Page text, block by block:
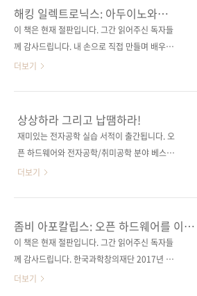
(93000)키워드 전자공학 / 전자부품 / 메이커 /
마이크로컨트롤러 /..
가 보면 아시겠지만, 600여 개의 서평 대부분이
책에 대한 찬사 일색입니다. 그리고 4판까지 개
정해 오면서 아마존 전자공학 분야의 베스트셀
위스콘신 대학교의 시스템 운영 관리자이자 발
명가인 폴 슈레즈(Paul Scherz)가 단독으로 집
웨어 분야의 베스트셀러 작가인 사이먼 몽크
(Simon Monk)가 공동 집필하였답니다. 검증받
은 두 사람의 결합으로 책의 완성도..
해킹 일렉트로닉스: 아두이노와
라즈베리파이로 배우는 전자공학
이 책은 현재 절판입니다. 그간 읽어주신 독자들
께 감사드립니다. 내 손으로 직접 만들며 배우는
오감만족 전자공학 입문!아두이노 및 라즈베리
McGraw-Hill Education원서명 Hacking
Electronics, 2nd Edition(원서 ISBN:
9781260012200)저자명 사이먼 몽크역자명
시리즈 I♥Robot 12(아이러브로봇 12)판 형
(188*245*19)제 본 무선(soft cover)정 가
키워드 전자공학 / 라즈베리 파이 / 아두이노 /
피지컬 컴퓨팅 / 사물인터넷분야 전자공..
더보기
상상하라 그리고 납땜하라!
재미있는 전자공학 실습 서적이 출간됩니다. 오
픈 하드웨어와 전자공학/취미공학 분야 베스트
셀러 저자인 사이먼 몽크(Simon Monk)의 신작
Pi, Second Edition》을 번역한 《해킹 일렉트
로닉스: 아두이노와 라즈베리 파이로 배우는 전
자공학》이 바로 그 책입니다. 300여 페이지의
용에 비하면 아무것도 아닌 것 같습니다. 필요한
더보기
좀비 아포칼립스: 오픈 하드웨어를 이용한
인류 생존 가이드
이 책은 현재 절판입니다. 그간 읽어주신 독자들
께 감사드립니다. 한국과학창의재단 2017년 대
학/일반 번역 부문 우수과학도서 선정 간단한 회
더보기